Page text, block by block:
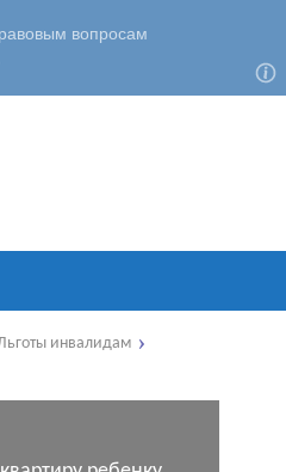
инвалидам